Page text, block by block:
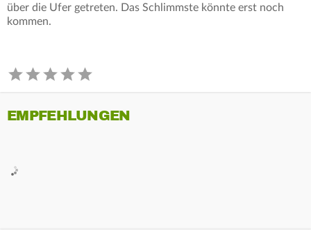
über die Ufer getreten. Das Schlimmste könnte erst noch
kommen.
EMPFEHLUNGEN